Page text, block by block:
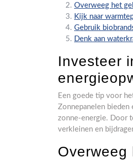
Overweeg het
Kijk naar
Gebruik
Denk aan
Investeer
Een goede tip voor
Zonnepanelen
zonne-energie. Door
verkleinen en